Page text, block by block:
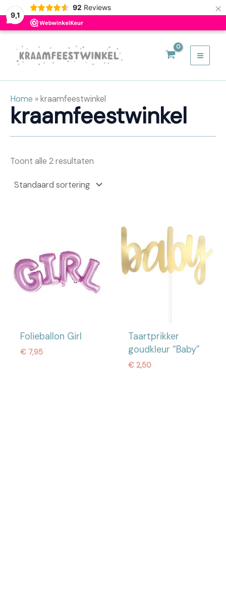
9,1
92 Reviews ×
Ga
Home »kraamfeestwinkel
kraamfeestwinkel
Toont alle 2 resultaten
Folieballon Girl
€7,95
Taartprikker
goudkleur “Baby”
€2,50